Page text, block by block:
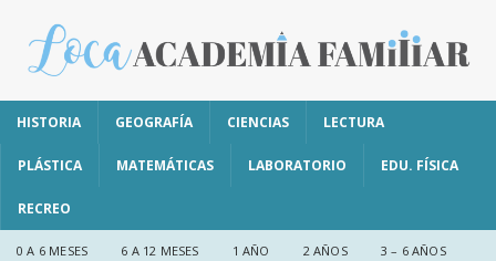
HISTORIA GEOGRAFÍA CIENCIAS LECTURA
PLÁSTICA MATEMÁTICAS LABORATORIO EDU. FÍSICA
RECREO
0 A 6 MESES 6 A 12 MESES 1 AÑO 2 AÑOS 3 – 6 AÑOS